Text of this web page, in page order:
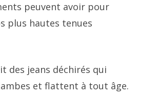
peuvent avoir pour
plus hautes tenues
des jeans déchirés qui
et flattent à tout âge.